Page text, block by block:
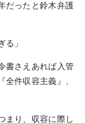
だったと鈴木弁護
る」
書さえあれば入管
件収容主義』、
まり、収容に際し